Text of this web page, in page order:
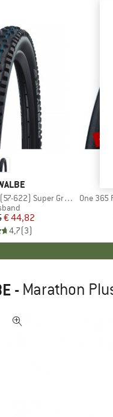
Super Ground FB TLE
Prijs
Verlaagde prijs
€ 44,82
4,7(3)
Artikel
One 365
-35%
- Marathon